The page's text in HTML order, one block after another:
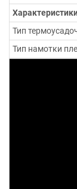
Тип
Тип намотки